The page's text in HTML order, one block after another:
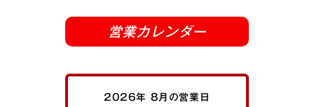
営業カレンダー
2026年 8月の営業日